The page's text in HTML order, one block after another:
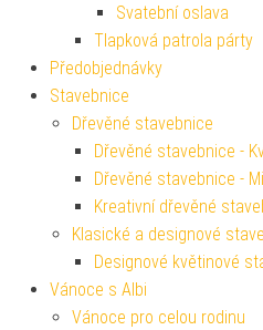
Svatební oslava
Tlapková patrola párty
Předobjednávky
Stavebnice
Dřevěné stavebnice
Dřevěné stavebnice -
Dřevěné stavebnice -
Kreativní dřevěné
Klasické a designové
Designové květinové
Vánoce s Albi
Vánoce pro celou rodinu